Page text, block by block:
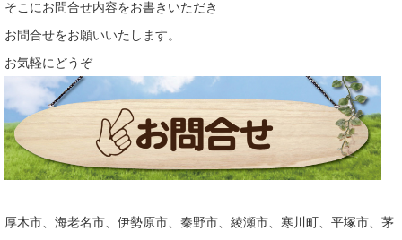
そこにお問合せ内容をお書きいただき
お問合せをお願いいたします。
お気軽にどうぞ
厚木市、海老名市、伊勢原市、秦野市、綾瀬市、寒川町、平塚市、茅